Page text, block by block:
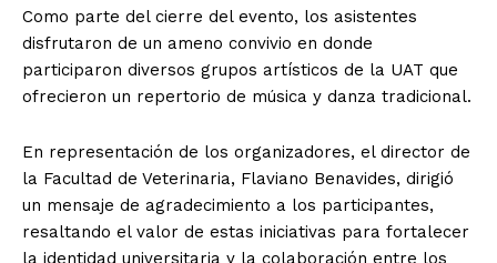
Como parte del cierre del evento, los asistentes
disfrutaron de un ameno convivio en donde
participaron diversos grupos artísticos de la UAT que
ofrecieron un repertorio de música y danza tradicional.
En representación de los organizadores, el director de
la Facultad de Veterinaria, Flaviano Benavides, dirigió
un mensaje de agradecimiento a los participantes,
resaltando el valor de estas iniciativas para fortalecer
la identidad universitaria y la colaboración entre los